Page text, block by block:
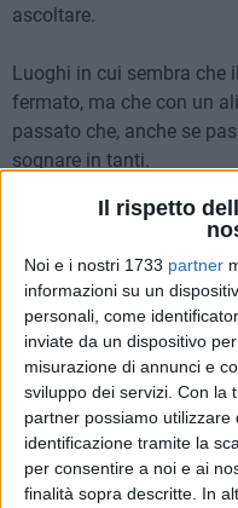
Il rispetto
Noi e i nostri 1733 partner
informazioni su un
personali, come
inviate da un dispositivo
misurazione di annunci e
sviluppo dei servizi. Con la
partner possiamo
identificazione tramite la
per consentire a noi e ai
finalità sopra descritte. In
ascoltare.
Luoghi in cui sembra che
fermato, ma che con un
passato che, anche se
sognare in tanti.
Ed in questa occasione,
presenza di molte altre
giovani, meno giovani ed
in punta di piedi,
comunicando a gesti o
o il sorriso complice per
compostezza e rapiti dal
Stanway, aspettano
tutti noi di certo regalerà
bellezza.